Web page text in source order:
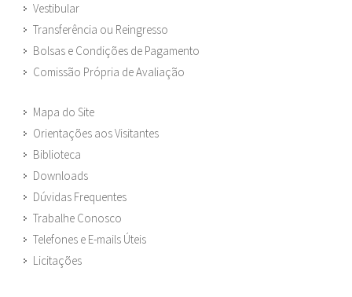
Vestibular
Transferência ou Reingresso
Bolsas e Condições de Pagamento
Comissão Própria de Avaliação
Mapa do Site
Orientações aos Visitantes
Biblioteca
Downloads
Dúvidas Frequentes
Trabalhe Conosco
Telefones e E-mails Úteis
Licitações